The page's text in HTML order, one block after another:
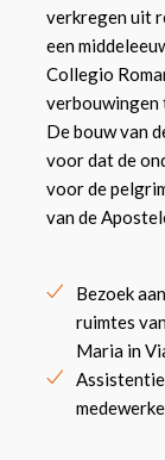
verkregen uit
een
Collegio
verbouwingen
De bouw van
voor dat de
voor de
van de
Bezoek
ruimtes
Maria in